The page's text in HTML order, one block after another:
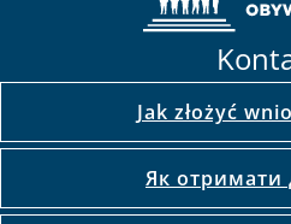
Jak złożyć
Як отримати